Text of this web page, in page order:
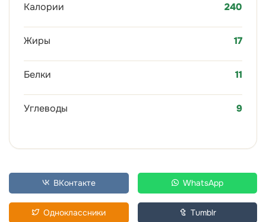
Калории 240
Жиры 17
Белки 11
Углеводы 9
ВКонтакте WhatsApp
Одноклассники Tumblr